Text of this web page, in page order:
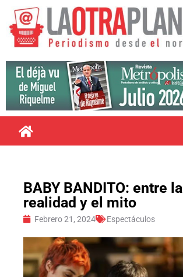
BABY BANDITO: entre la
realidad y el mito
Febrero 21, 2024 Espectáculos